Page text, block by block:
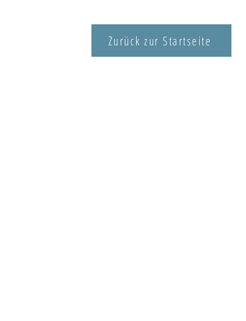
Zurück zur Startseite